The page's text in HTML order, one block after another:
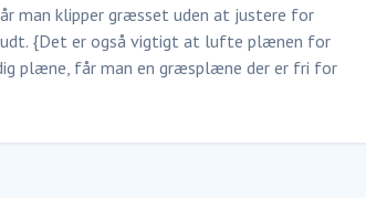
man klipper græsset uden at justere for
{Det er også vigtigt at lufte plænen for
plæne, får man en græsplæne der er fri for